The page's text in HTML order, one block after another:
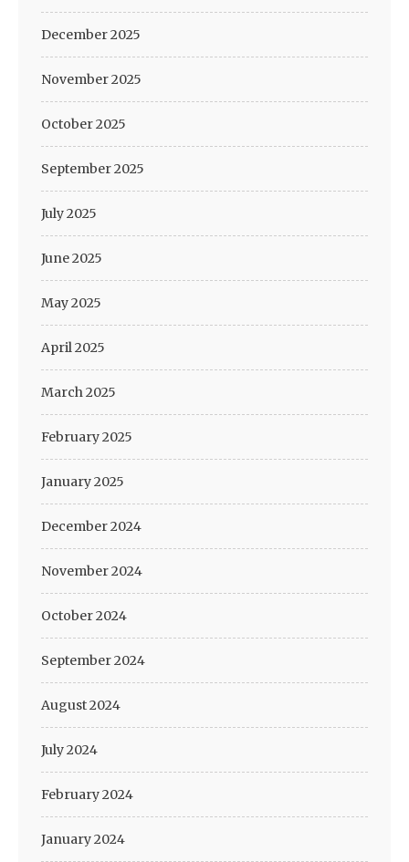
December 2025
November 2025
October 2025
September 2025
July 2025
June 2025
May 2025
April 2025
March 2025
February 2025
January 2025
December 2024
November 2024
October 2024
September 2024
August 2024
July 2024
February 2024
January 2024